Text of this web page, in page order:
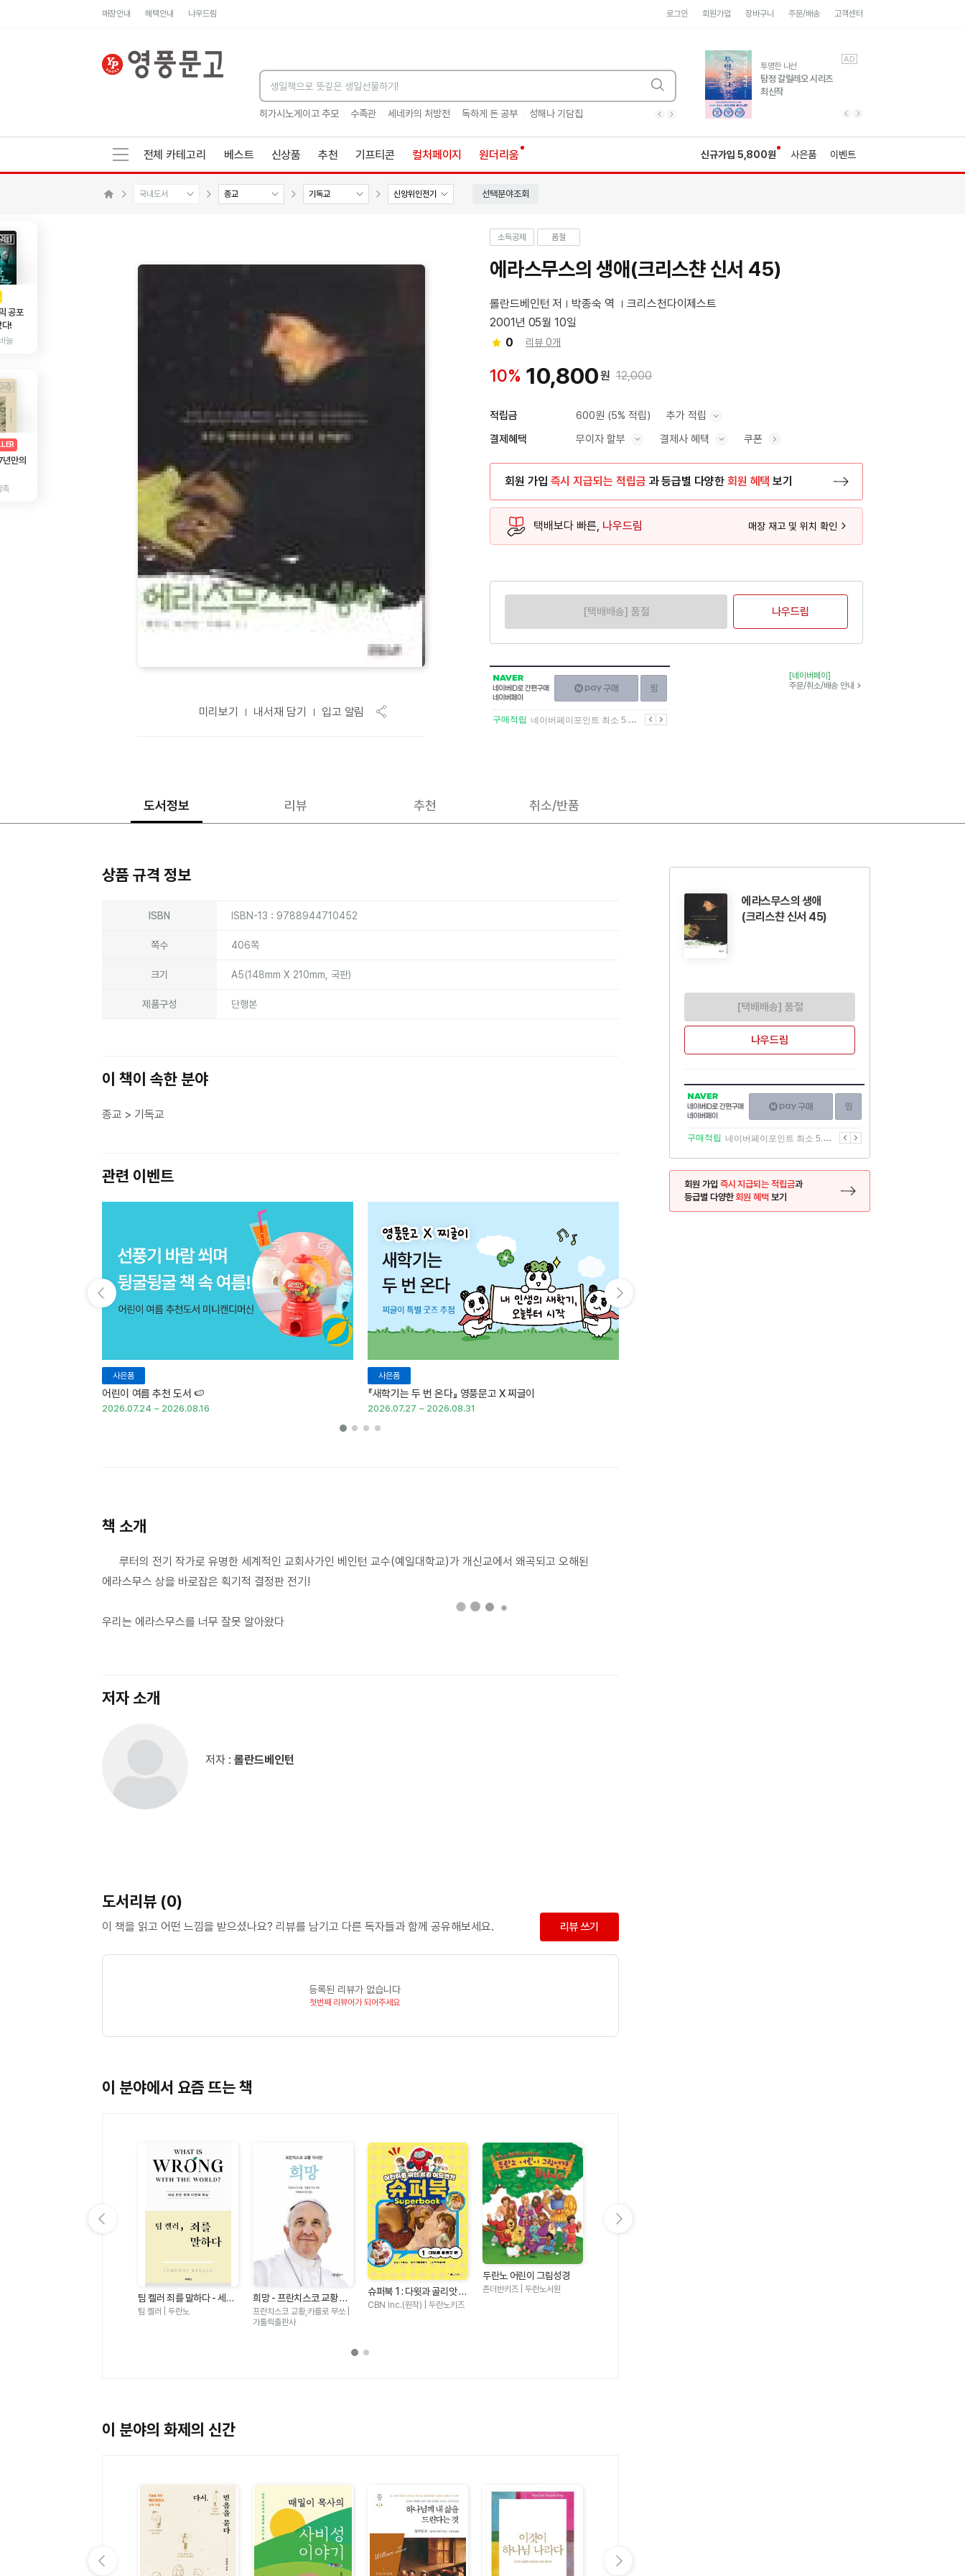
매장안내 혜택안내 나우드림 로그인 회원가입 장바구니 주문/배송 고객센터
히가시노게이고 추모 수족관 세네카의 처방전 독하게 돈 공부 성해나 기담집 히가시노게이고 추모 수족관 독하게 돈 공부
유럽 도시 기행3
풍성한 서사와 인문학적
통찰!
AD
투명한 나선
탐정 갈릴레오 시리즈
최신작
AD
전체 카테고리 베스트 신상품 추천 기프티콘 컬처페이지 원더리움 신규가입 5,800원 사은품 이벤트
국내도서 종교 기독교 신앙위인전기 선택분야조회
AD
공포
다!
늘
AD
년만의
촉
미리보기 내서재 담기 입고 알림
소득공제 품절
에라스무스의 생애(크리스챤 신서 45)
롤란드베인턴 저 박종숙 역
크리스천다이제스트
2001년 05월 10일
0
리뷰 0개
10% 10,800원 12,000
적립금 600원 (5% 적립) 추가 적립
결제혜택 무이자 할부 결제사 혜택 쿠폰
회원 가입 즉시 지급되는 적립금 과 등급별 다양한 회원 혜택 보기
택배보다 빠른, 나우드림 매장 재고 및 위치 확인
[택배배송] 품절 나우드림
NAVER
네이버
ID로
간편구매
네이버페이
구매하기
이전
구매적립 네이버페이포인트 최소 5.5% 적립 다음
[네이버페이]
주문/취소/배송 안내
도서정보 리뷰 추천 취소/반품
상품 규격 정보
ISBN ISBN-13 : 9788944710452
쪽수 406쪽
크기 A5(148mm X 210mm, 국판)
제품구성 단행본
이 책이 속한 분야
종교 > 기독교
관련 이벤트
사은품
어린이 여름 추천 도서 🍉
2026.07.24 ~ 2026.08.16
사은품
『새학기는 두 번 온다』 영풍문고 X 찌글이
2026.07.27 ~ 2026.08.31
책 소개
루터의 전기 작가로 유명한 세계적인 교회사가인 베인턴 교수(예일대학교)가 개신교에서 왜곡되고 오해된
에라스무스 상을 바로잡은 획기적 결정판 전기!
우리는 에라스무스를 너무 잘못 알아왔다
저자 소개
저자 : 롤란드베인턴
도서리뷰 (0)
이 책을 읽고 어떤 느낌을 받으셨나요? 리뷰를 남기고 다른 독자들과 함께 공유해보세요. 리뷰 쓰기
등록된 리뷰가 없습니다
첫번째 리뷰어가 되어주세요
이 분야에서 요즘 뜨는 책
팀 켈러 죄를 말하다 - 세상
모든 문제 이면의 핵심
팀 켈러 | 두란노
희망 - 프란치스코 교황 자
서전
프란치스코 교황,카를로 무쏘 |
가톨릭출판사
슈퍼북 1 : 다윗과 골리앗 편
- 어린이를 위한 성경 어드
CBN Inc.(원작) | 두란노키즈
두란노 어린이 그림성경
존더반키즈 | 두란노서원
이 분야의 화제의 신간
에라스무스의 생애
(크리스챤 신서 45)
[택배배송] 품절
나우드림
NAVER
네이버
ID로
간편구매
네이버페이
구매하기
이전
구매적립 네이버페이포인트 최소 5.5% 적립 다음
회원 가입 즉시 지급되는 적립금과
등급별 다양한회원 혜택 보기